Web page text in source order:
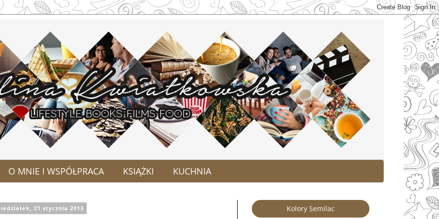
O MNIE I WSPÓŁPRACA KSIĄŻKI KUCHNIA
21 stycznia 2013 Kolory Semilac